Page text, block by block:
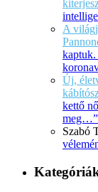
A
Új,
kettő
meg…”
Szabó